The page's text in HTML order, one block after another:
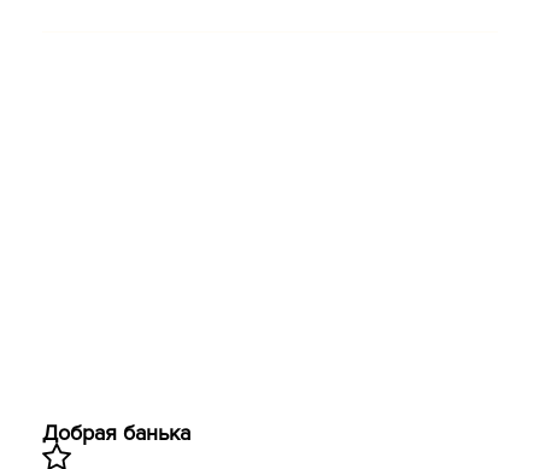
Добрая банька